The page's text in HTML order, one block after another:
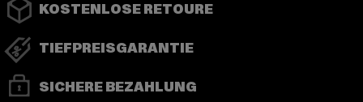
KOSTENLOSE RETOURE
TIEFPREISGARANTIE
SICHERE BEZAHLUNG